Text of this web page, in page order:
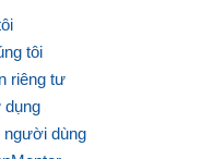
tôi
riêng tư
dụng
người dùng